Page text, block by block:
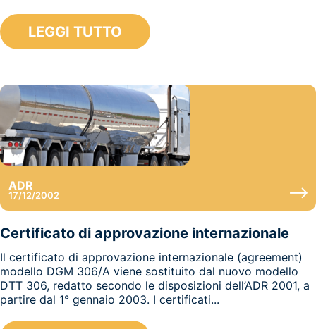
LEGGI TUTTO
ADR
17/12/2002
Certificato di approvazione internazionale
Il certificato di approvazione internazionale (agreement)
modello DGM 306/A viene sostituito dal nuovo modello
DTT 306, redatto secondo le disposizioni dell’ADR 2001, a
partire dal 1° gennaio 2003. I certificati...